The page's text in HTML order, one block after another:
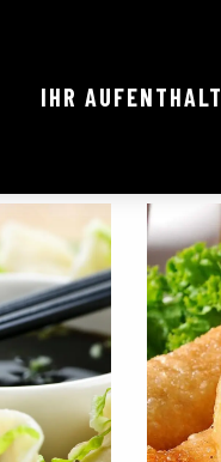
IHR AUFENTHALT